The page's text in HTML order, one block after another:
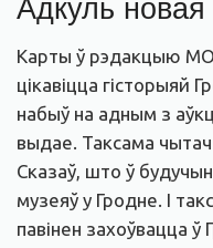
Карты ў рэдакцыю
цікавіцца гісторыяй
набыў на адным з
выдае. Таксама чытач
Сказаў, што ў
музеяў у Гродне. І
павінен захоўвацца